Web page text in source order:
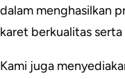
dalam menghasilkan
karet berkualitas serta
Kami juga